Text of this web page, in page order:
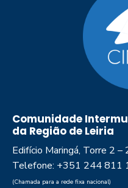
Comunidade
da Região de Leiria
Edifício Maringá, Torre 2
Telefone: +351 244 811
(Chamada para a rede fixa nacional)